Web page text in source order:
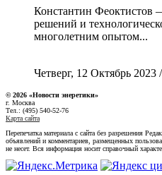
Константин Феоктистов
решений и
многолетним опытом...
Четверг, 12 Октябрь 2023 /
© 2026 «Новости энеретики»
г. Москва
Тел.: (495) 540-52-76
Карта сайта
Перепечатка материала с сайта без разрешения
объявлений и комментариев, размещенных
не несет. Вся информация носит справочный